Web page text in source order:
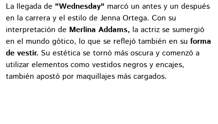
La llegada de "Wednesday" marcó un antes y un después
en la carrera y el estilo de Jenna Ortega. Con su
interpretación de Merlina Addams, la actriz se sumergió
en el mundo gótico, lo que se reflejó también en su forma
de vestir. Su estética se tornó más oscura y comenzó a
utilizar elementos como vestidos negros y encajes,
también apostó por maquillajes más cargados.